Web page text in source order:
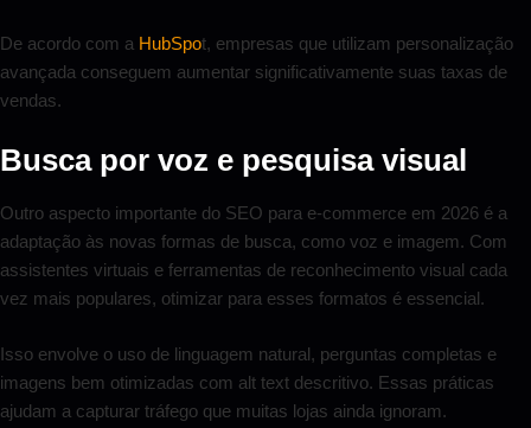
De acordo com a HubSpot, empresas que utilizam personalização
avançada conseguem aumentar significativamente suas taxas de
vendas.
Busca por voz e pesquisa visual
Outro aspecto importante do SEO para e-commerce em 2026 é a
adaptação às novas formas de busca, como voz e imagem. Com
assistentes virtuais e ferramentas de reconhecimento visual cada
vez mais populares, otimizar para esses formatos é essencial.
Isso envolve o uso de linguagem natural, perguntas completas e
imagens bem otimizadas com alt text descritivo. Essas práticas
ajudam a capturar tráfego que muitas lojas ainda ignoram.